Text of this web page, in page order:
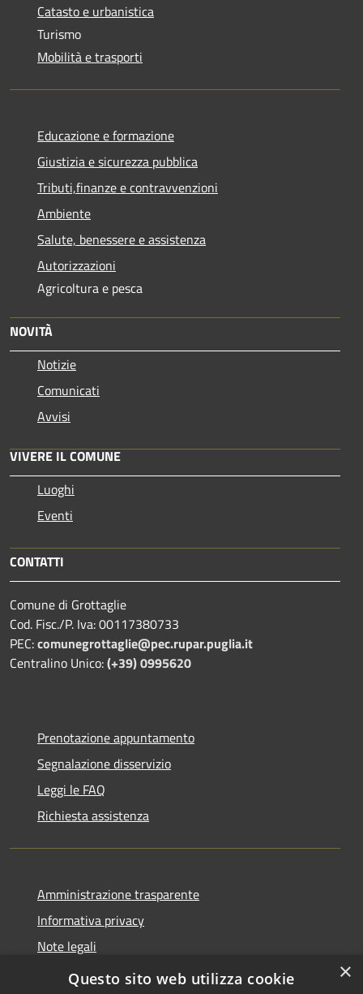
Catasto e urbanistica
Turismo
Mobilità e trasporti
Educazione e formazione
Giustizia e sicurezza pubblica
Tributi,finanze e contravvenzioni
Ambiente
Salute, benessere e assistenza
Autorizzazioni
Agricoltura e pesca
NOVITÀ
Notizie
Comunicati
Avvisi
VIVERE IL COMUNE
Luoghi
Eventi
CONTATTI
Comune di Grottaglie
Cod. Fisc./P. Iva: 00117380733
PEC:comunegrottaglie@pec.rupar.puglia.it
Centralino Unico:(+39) 0995620
Prenotazione appuntamento
Segnalazione disservizio
Leggi le FAQ
Richiesta assistenza
Amministrazione trasparente
Informativa privacy
Note legali
Dichiarazione di accessibilità
×
Questo sito web utilizza cookie